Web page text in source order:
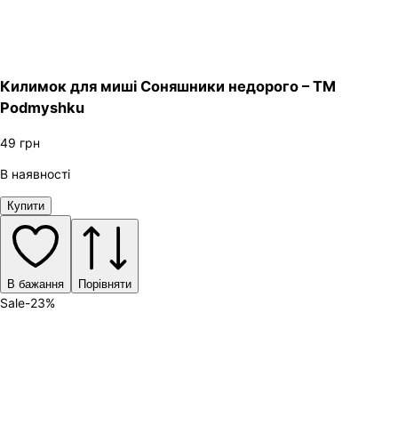
Килимок для миші Соняшники недорого – ТМ
Podmyshku
49 грн
В наявності
Купити
В бажання Порівняти
Sale-23%